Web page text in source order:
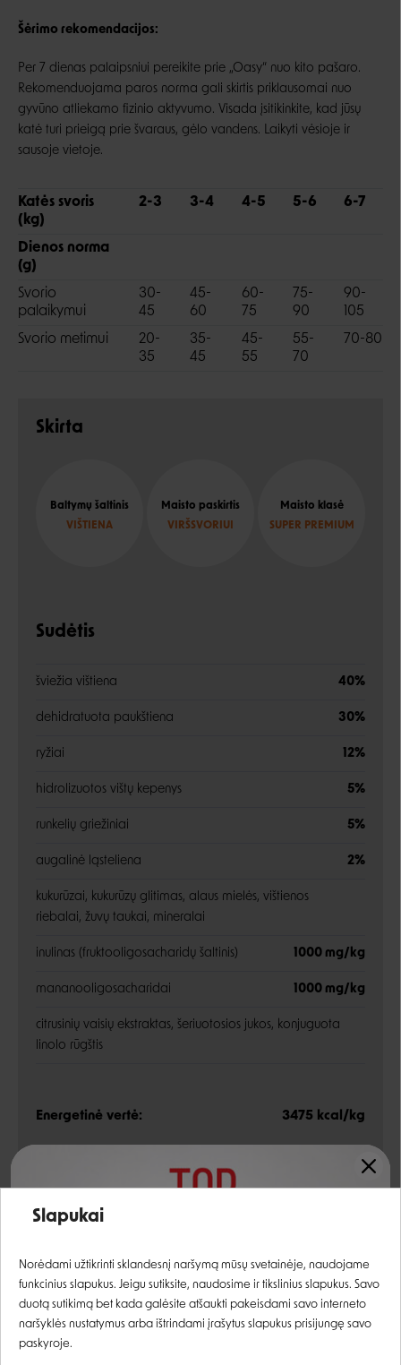
Šėrimo rekomendacijos:
Per 7 dienas palaipsniui pereikite prie „Oasy“ nuo kito pašaro.
Rekomenduojama paros norma gali skirtis priklausomai nuo
gyvūno atliekamo fizinio aktyvumo. Visada įsitikinkite, kad jūsų
katė turi prieigą prie švaraus, gėlo vandens. Laikyti vėsioje ir
sausoje vietoje.
Katės svoris
(kg)
2-3 3-4 4-5 5-6 6-7
Dienos norma
(g)
Svorio
palaikymui
30-
45
45-
60
60-
75
75-
90
90-
105
Svorio metimui
20-
35
35-
45
45-
55
55-
70
70-80
Skirta
Baltymų šaltinis
VIŠTIENA
Maisto paskirtis
VIRŠSVORIUI
Maisto klasė
SUPER PREMIUM
Sudėtis
šviežia vištiena 40%
dehidratuota paukštiena 30%
ryžiai 12%
hidrolizuotos vištų kepenys 5%
runkelių griežiniai 5%
augalinė ląsteliena 2%
kukurūzai, kukurūzų glitimas, alaus mielės, vištienos
riebalai, žuvų taukai, mineralai
inulinas (fruktooligosacharidų šaltinis) 1000 mg/kg
mananooligosacharidai 1000 mg/kg
citrusinių vaisių ekstraktas, šeriuotosios jukos, konjuguota
linolo rūgštis
Energetinė vertė: 3475 kcal/kg
Analitinės sudedamosios dalys
žali riebalai 10%
omega-6 riebalų rūgštys 1,6%
omega-3 riebalų rūgštys
Registruotis
Slapukai
Norėdami užtikrinti sklandesnį naršymą mūsų svetainėje, naudojame
funkcinius slapukus. Jeigu sutiksite, naudosime ir tikslinius slapukus. Savo
duotą sutikimą bet kada galėsite atšaukti pakeisdami savo interneto
naršyklės nustatymus arba ištrindami įrašytus slapukus prisijungę savo
paskyroje.